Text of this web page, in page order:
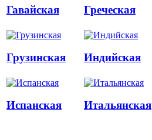
Гавайская Греческая
Грузинская Индийская
Испанская Итальянская